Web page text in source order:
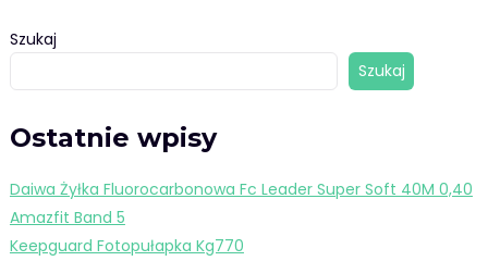
Szukaj
Szukaj
Ostatnie wpisy
Daiwa Żyłka Fluorocarbonowa Fc Leader Super Soft 40M 0,40
Amazfit Band 5
Keepguard Fotopułapka Kg770